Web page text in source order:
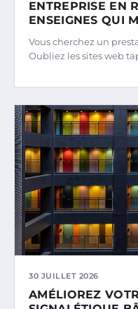
ENTREPRISE EN
ENSEIGNES QUI
Vous cherchez un
Oubliez les sites web
30 JUILLET 2026
AMÉLIOREZ